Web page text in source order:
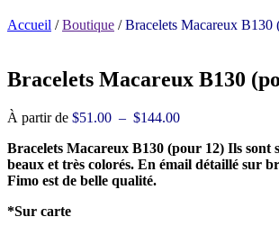
Accueil /Boutique /Bracelets Macareux B130
Bracelets Macareux B130
À partir de $51.00 – $144.00Plage
prix :
$51.00
Bracelets Macareux B130 (pour 12) Ils sont
beaux et très colorés. En émail détaillé sur
Fimo est de belle qualité.
*Sur carte